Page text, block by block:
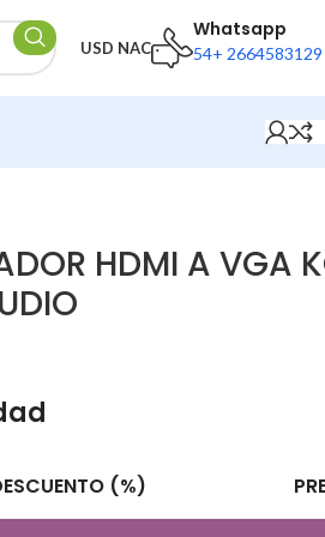
USD NAC
Whatsapp
54+ 2664583129
HDMI A VGA
(%)